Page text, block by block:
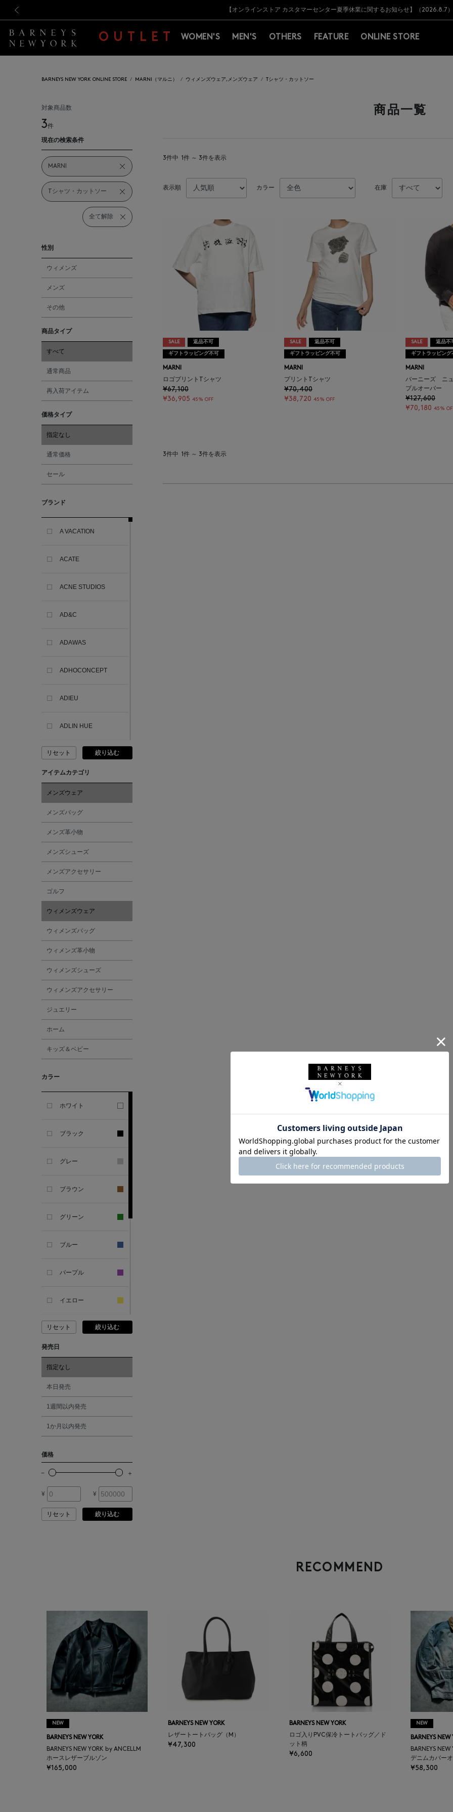
新規登録のお客様も対象！＜MY BARNEYS＞会員のお客様は11,000円（税込）以上のお買上げで常時送料無料
【夏季休業に伴う出荷一時停止のお知らせ】(2026.8.7)
【オンラインストア カスタマーセンター夏季休業に関するお知らせ】（2026.8.7）
【夏季休業に伴う返品・交換承り一時停止のお知らせ】（2026.8.5）
熊本県を中心とした地震の影響によるお荷物のお届けについて
【開催中】SUMMER SALEのご案内・ご注意事項
新規登録のお客様も対象！＜MY BARNEYS＞会員のお客様は11,000円（税込）以上のお買上げで常時送料無料
【夏季休業に伴う出荷一時停止のお知らせ】(2026.8.7)
OUTLET WOMEN'S MEN'S OTHERS FEATURE ONLINE STORE
BARNEYS NEW YORK ONLINE STORE MARNI（マルニ） ウィメンズウェア,メンズウェア Tシャツ・カットソー
対象商品数
3件
現在の検索条件
MARNI
Tシャツ・カットソー
全て解除
性別
ウィメンズ
メンズ
その他
商品タイプ
すべて
通常商品
再入荷アイテム
価格タイプ
指定なし
通常価格
セール
ブランド
A VACATION
ACATE
ACNE STUDIOS
AD&C
ADAWAS
ADHOCONCEPT
ADIEU
ADLIN HUE
ADVISORY BOARD
AESOP
ALBERT THURSTON
ALESSANDRO
GHERARDI
ALL THE WAYS TO SAY
ALPO
ALTEA
AMOMENTO
ANCIENT GREEK
ATELIER AMBOISE
FIRENZE
AURALEE
BALENCIAGA
BARBA
BARNEYS NEW YORK
BASERANGE
BE.ABLE
リセット 絞り込む
アイテムカテゴリ
メンズウェア
メンズバッグ
メンズ革小物
メンズシューズ
メンズアクセサリー
ゴルフ
ウィメンズウェア
ウィメンズバッグ
ウィメンズ革小物
ウィメンズシューズ
ウィメンズアクセサリー
ジュエリー
ホーム
キッズ＆ベビー
カラー
ホワイト
ブラック
グレー
ブラウン
グリーン
ブルー
パープル
イエロー
ピンク
レッド
オレンジ
シルバー
リセット 絞り込む
発売日
指定なし
本日発売
1週間以内発売
1か月以内発売
価格
¥ ¥
リセット 絞り込む
商品一覧
3件中 1件 ～ 3件を表示
表示順 カラー 在庫
SALE 返品不可
ギフトラッピング不可
MARNI
ロゴプリントTシャツ
¥67,100
¥36,905 45% OFF
SALE 返品不可
ギフトラッピング不可
MARNI
プリントTシャツ
¥70,400
¥38,720 45% OFF
SALE 返品不
ギフトラッピング
MARNI
バーニーズ ニ
プルオーバー
¥127,600
¥70,180 45%
3件中 1件 ～ 3件を表示
RECOMMEND
NEW
BARNEYS NEW YORK
BARNEYS NEW YORK by ANCELLM
ホースレザーブルゾン
¥165,000
BARNEYS NEW YORK
レザートートバッグ（M）
¥47,300
BARNEYS NEW YORK
ロゴ入りPVC保冷トートバッグ／ド
ット柄
¥6,600
NEW
BARNEYS NEW
BARNEYS
デニムカバー
¥58,300